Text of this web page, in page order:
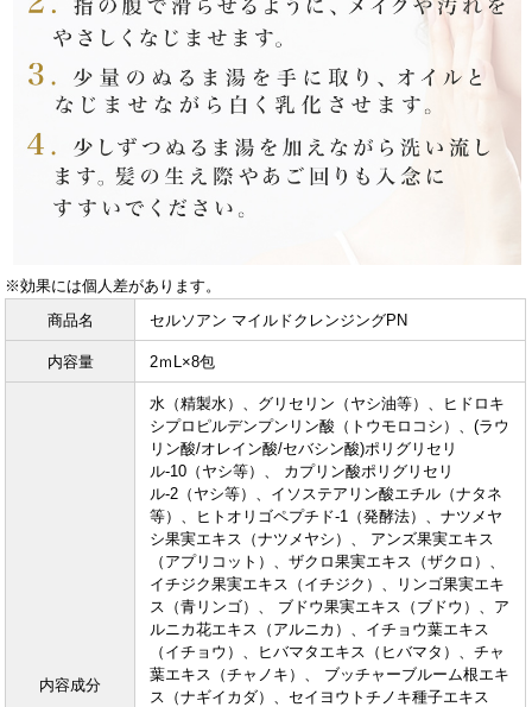
※効果には個人差があります。
商品名
セルソアン マイルドクレンジングPN
内容量 2ｍL×8包
内容成分
水（精製水）、グリセリン（ヤシ油等）、ヒドロキ
シプロピルデンプンリン酸（トウモロコシ）、(ラウ
リン酸/オレイン酸/セバシン酸)ポリグリセリ
ル-10（ヤシ等）、 カプリン酸ポリグリセリ
ル-2（ヤシ等）、イソステアリン酸エチル（ナタネ
等）、ヒトオリゴペプチド-1（発酵法）、ナツメヤ
シ果実エキス（ナツメヤシ）、 アンズ果実エキス
（アプリコット）、ザクロ果実エキス（ザクロ）、
イチジク果実エキス（イチジク）、リンゴ果実エキ
ス（青リンゴ）、 ブドウ果実エキス（ブドウ）、ア
ルニカ花エキス（アルニカ）、イチョウ葉エキス
（イチョウ）、ヒバマタエキス（ヒバマタ）、チャ
葉エキス（チャノキ）、 ブッチャーブルーム根エキ
ス（ナギイカダ）、セイヨウトチノキ種子エキス